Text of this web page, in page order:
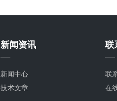
新闻资讯
新闻中心
技术文章
联
联
在